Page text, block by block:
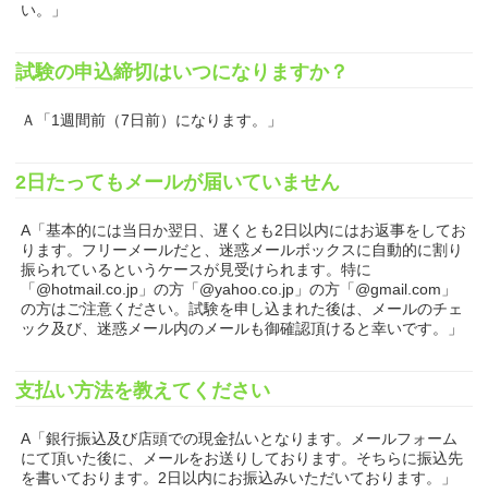
い。」
試験の申込締切はいつになりますか？
Ａ「1週間前（7日前）になります。」
2日たってもメールが届いていません
A「基本的には当日か翌日、遅くとも2日以内にはお返事をしてお
ります。フリーメールだと、迷惑メールボックスに自動的に割り
振られているというケースが見受けられます。特に
「@hotmail.co.jp」の方「@yahoo.co.jp」の方「@gmail.com」
の方はご注意ください。試験を申し込まれた後は、メールのチェ
ック及び、迷惑メール内のメールも御確認頂けると幸いです。」
支払い方法を教えてください
A「銀行振込及び店頭での現金払いとなります。メールフォーム
にて頂いた後に、メールをお送りしております。そちらに振込先
を書いております。2日以内にお振込みいただいております。」